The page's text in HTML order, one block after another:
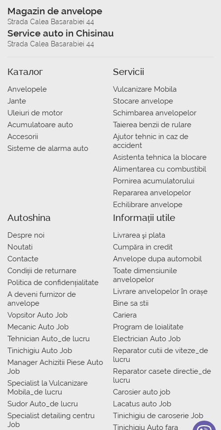
Magazin de anvelope
Strada Calea Basarabiei 44
Service auto in Chisinau
Strada Calea Basarabiei 44
Каталог
Anvelopele
Jante
Uleiuri de motor
Acumulatoare auto
Accesorii
Sisteme de alarma auto
Servicii
Vulcanizare Mobila
Stocare anvelope
Schimbarea anvelopelor
Taierea benzii de rulare
Ajutor tehnic in caz de
accident
Asistenta tehnica la blocare
Alimentarea cu combustibil
Pornirea acumulatorului
Repararea anvelopelor
Echilibrare anvelope
Autoshina
Despre noi
Noutati
Contacte
Condiții de returnare
Politica de confidențialitate
A deveni furnizor de
anvelope
Vopsitor Auto Job
Mecanic Auto Job
Tehnician Auto_de lucru
Tinichigiu Auto Job
Manager Achizitii Piese Auto
Job
Specialist la Vulcanizare
Mobila_de lucru
Sudor Auto_de lucru
Specialist detailing centru
Job
Informații utile
Livrarea şi plata
Сumpăra in credit
Anvelope dupa automobil
Toate dimensiunile
anvelopelor
Livrare anvelopelor în orașe
Bine sa stii
Cariera
Program de loialitate
Electrician Auto Job
Reparator cutii de viteze_de
lucru
Reparator casete directie_de
lucru
Carosier auto job
Lacatus auto Job
Tinichigiu de caroserie Job
Tinichigiu Auto fara